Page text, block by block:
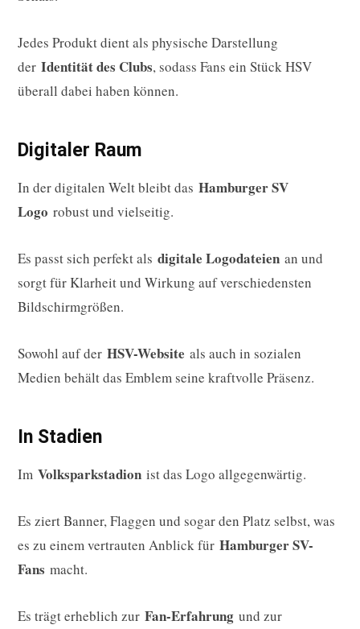
Jedes Produkt dient als physische Darstellung
der Identität des Clubs, sodass Fans ein Stück HSV
überall dabei haben können.
Digitaler Raum
In der digitalen Welt bleibt das Hamburger SV
Logo robust und vielseitig.
Es passt sich perfekt als digitale Logodateien an und
sorgt für Klarheit und Wirkung auf verschiedensten
Bildschirmgrößen.
Sowohl auf der HSV-Website als auch in sozialen
Medien behält das Emblem seine kraftvolle Präsenz.
In Stadien
Im Volksparkstadion ist das Logo allgegenwärtig.
Es ziert Banner, Flaggen und sogar den Platz selbst, was
es zu einem vertrauten Anblick für Hamburger SV-
Fans macht.
Es trägt erheblich zur Fan-Erfahrung und zur